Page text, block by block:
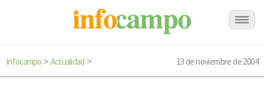
Infocampo > Actualidad > 13 de noviembre de 2004